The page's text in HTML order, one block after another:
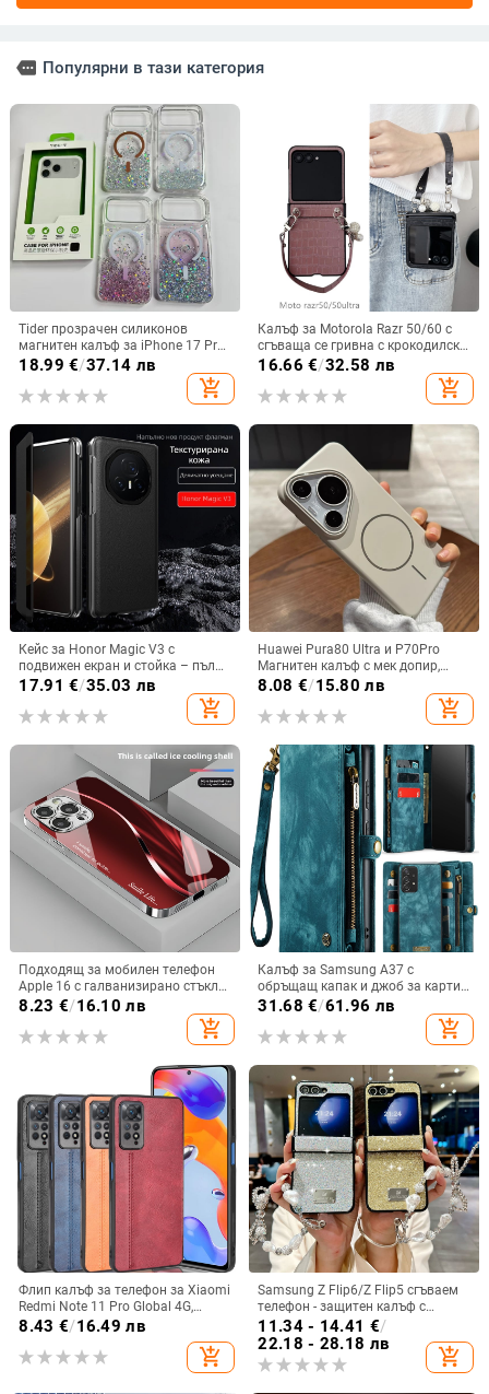
more Популярни в тази категория
Tider прозрачен силиконов
магнитен калъф за iPhone 17 Pro
Max, защита срещу падане,
18.99 €/37.14 лв
add_shopping_cart
Калъф за Motorola Razr 50/60 с
сгъваща се гривна с крокодилски
релеф
16.66 €/32.58 лв
add_shopping_cart
Кейс за Honor Magic V3 с
подвижен екран и стойка – пълна
защита, удароустойчив, против
имитационна кожа, прецизна
17.91 €/35.03 лв
add_shopping_cart
Huawei Pura80 Ultra и P70Pro
Магнитен калъф с мек допир,
ултра тънък PC корпус,
8.08 €/15.80 лв
add_shopping_cart
Подходящ за мобилен телефон
Apple 16 с галванизирано стъкло
и ослепителна течаща светлина,
семпъл iPhone 17 Pro, модерен и
лек луксозен 14 Plus.
8.23 €/16.10 лв
add_shopping_cart
Калъф за Samsung A37 с
обръщащ капак и джоб за карти,
защита от падане, A16 джоб за
магнитно затваряне
31.68 €/61.96 лв
add_shopping_cart
Флип калъф за телефон за Xiaomi
Redmi Note 11 Pro Global 4G,
имитационна кожа, бизнес стил
8.43 €/16.49 лв
add_shopping_cart
Samsung Z Flip6/Z Flip5 сгъваем
телефон - защитен калъф с
блестяща гривна
11.34 - 14.41 €/
22.18 - 28.18 лв
add_shopping_cart